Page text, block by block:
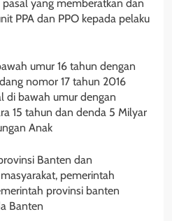
yang memberatkan dan
PPA dan PPO kepada pelaku
umur 16 tahun dengan
nomor 17 tahun 2016
di bawah umur dengan
15 tahun dan denda 5 Milyar
Anak
Banten dan
pemerintah
provinsi banten
Banten